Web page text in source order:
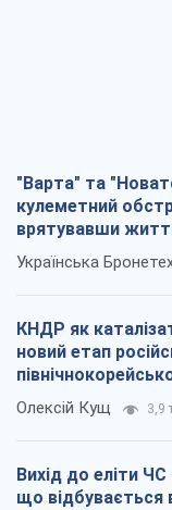
"Варта" та
кулеметний
врятувавши
Українська
КНДР як
новий етап
Олексій Кущ 3,9
Вихід до еліти
що відбувається